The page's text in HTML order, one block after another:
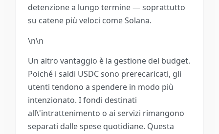
detenzione a lungo termine — soprattutto
su catene più veloci come Solana.
\n\n
Un altro vantaggio è la gestione del budget.
Poiché i saldi USDC sono prerecaricati, gli
utenti tendono a spendere in modo più
intenzionato. I fondi destinati
all\'intrattenimento o ai servizi rimangono
separati dalle spese quotidiane. Questa